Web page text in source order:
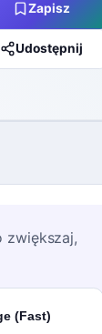
Zapisz
Udostępnij
zwiększaj,
(Fast)